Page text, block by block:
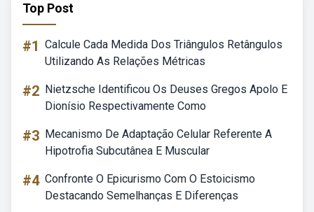
Top Post
#1 Calcule Cada Medida Dos Triângulos Retângulos
Utilizando As Relações Métricas
#2 Nietzsche Identificou Os Deuses Gregos Apolo E
Dionísio Respectivamente Como
#3 Mecanismo De Adaptação Celular Referente A
Hipotrofia Subcutânea E Muscular
#4 Confronte O Epicurismo Com O Estoicismo
Destacando Semelhanças E Diferenças